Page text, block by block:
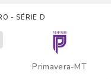
- SÉRIE D
Primavera-MT